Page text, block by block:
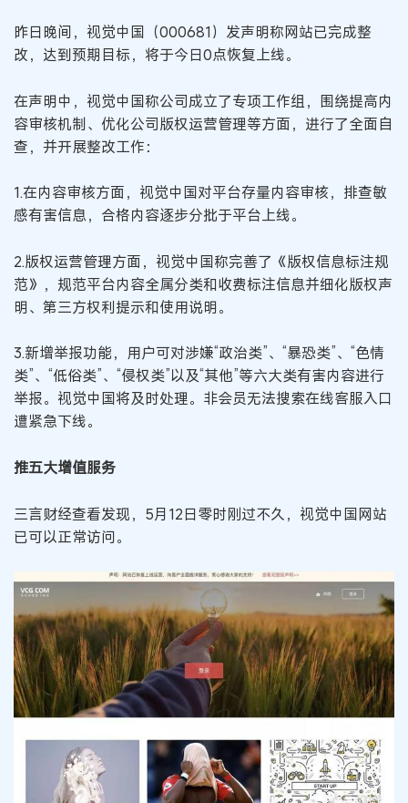
昨日晚间，视觉中国（000681）发声明称网站已完成整
改，达到预期目标，将于今日0点恢复上线。
在声明中，视觉中国称公司成立了专项工作组，围绕提高内
容审核机制、优化公司版权运营管理等方面，进行了全面自
查，并开展整改工作：
1.在内容审核方面，视觉中国对平台存量内容审核，排查敏
感有害信息，合格内容逐步分批于平台上线。
2.版权运营管理方面，视觉中国称完善了《版权信息标注规
范》，规范平台内容全属分类和收费标注信息并细化版权声
明、第三方权利提示和使用说明。
3.新增举报功能，用户可对涉嫌“政治类”、“暴恐类”、“色情
类”、“低俗类”、“侵权类”以及“其他”等六大类有害内容进行
举报。视觉中国将及时处理。非会员无法搜索在线客服入口
遭紧急下线。
推五大增值服务
三言财经查看发现，5月12日零时刚过不久，视觉中国网站
已可以正常访问。